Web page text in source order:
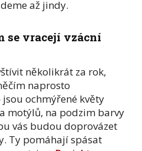
až jindy.
se vracejí vzácní
několikrát za rok,
naprosto
ochmýřené květy
motýlů, na podzim barvy
vás budou doprovázet
Ty pomáhají spásat